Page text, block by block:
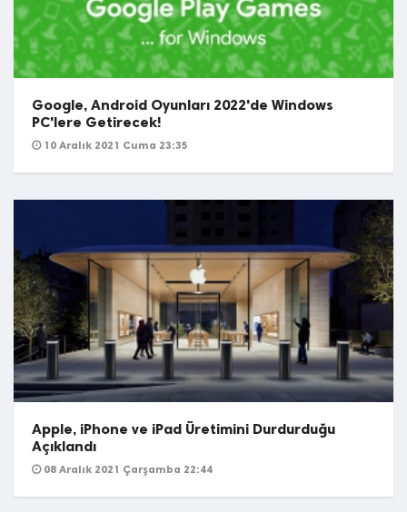
Google, Android Oyunları 2022'de Windows
PC'lere Getirecek!
10 Aralık 2021 Cuma 23:35
Apple, iPhone ve iPad Üretimini Durdurduğu
Açıklandı
08 Aralık 2021 Çarşamba 22:44